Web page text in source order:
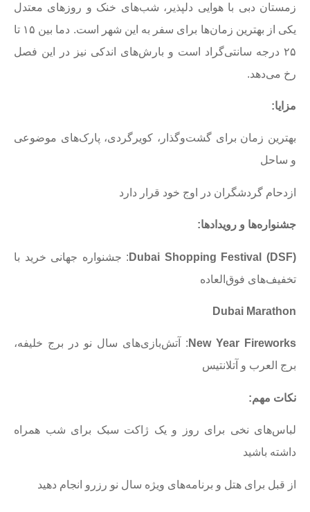
زمستان دبی با هوایی دلپذیر، شب‌های خنک و روزهای معتدل
یکی از بهترین زمان‌ها برای سفر به این شهر است. دما بین ۱۵ تا
۲۵ درجه سانتی‌گراد است و بارش‌های اندکی نیز در این فصل
رخ می‌دهد.
مزایا:
بهترین زمان برای گشت‌وگذار، کویرگردی، پارک‌های موضوعی
و ساحل
ازدحام گردشگران در اوج خود قرار دارد
جشنواره‌ها و رویدادها:
Dubai Shopping Festival (DSF) : جشنواره جهانی خرید با
تخفیف‌های فوق‌العاده
Dubai Marathon
New Year Fireworks : آتش‌بازی‌های سال نو در برج خلیفه،
برج العرب و آتلانتیس
نکات مهم:
لباس‌های نخی برای روز و یک ژاکت سبک برای شب همراه
داشته باشید
از قبل برای هتل و برنامه‌های ویژه سال نو رزرو انجام دهید